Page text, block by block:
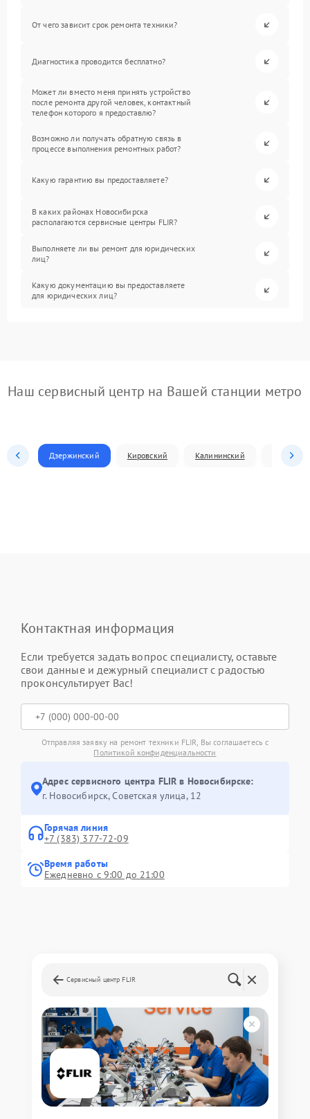
От чего зависит срок ремонта техники?
Диагностика проводится бесплатно?
Может ли вместо меня принять устройство
после ремонта другой человек, контактный
телефон которого я предоставлю?
Возможно ли получать обратную связь в
процессе выполнения ремонтных работ?
Какую гарантию вы предоставляете?
В каких районах Новосибирска
располагаются сервисные центры FLIR?
Выполняете ли вы ремонт для юридических
лиц?
Какую документацию вы предоставляете
для юридических лиц?
Наш сервисный центр на Вашей станции метро
Дзержинский Кировский Калининский
Контактная информация
Если требуется задать вопрос специалисту, оставьте
свои данные и дежурный специалист с радостью
проконсультирует Вас!
Отправляя заявку на ремонт техники FLIR, Вы соглашаетесь с
Политикой конфиденциальности
Адрес сервисного центра FLIR в Новосибирске:
г. Новосибирск, Советская улица, 12
Горячая линия
+7 (383) 377-72-09
Время работы
Ежедневно с 9:00 до 21:00
Сервисный центр FLIR